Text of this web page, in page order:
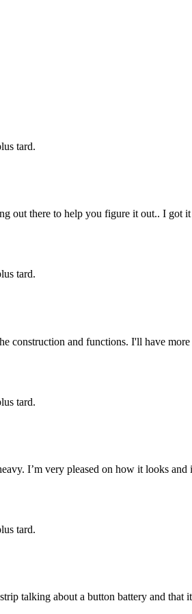
tard.
out there to help you figure it out.. I got
tard.
construction and functions. I'll have
tard.
I’m very pleased on how it looks
tard.
talking about a button battery and